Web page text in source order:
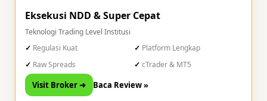
Eksekusi NDD & Super Cepat
Teknologi Trading Level Institusi
Regulasi Kuat
Platform Lengkap
Raw Spreads
cTrader & MT5
Visit Broker ➜ Baca Review »